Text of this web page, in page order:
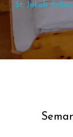
St. Jakob